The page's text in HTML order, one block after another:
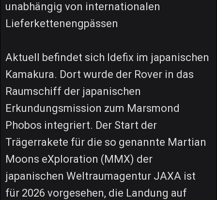
unabhängig von internationalen
Lieferkettenengpässen
Aktuell befindet sich Idefix im japanischen
Kamakura. Dort wurde der Rover in das
Raumschiff der japanischen
Erkundungsmission zum Marsmond
Phobos integriert. Der Start der
Trägerrakete für die so genannte Martian
Moons eXploration (MMX) der
japanischen Weltraumagentur JAXA ist
für 2026 vorgesehen, die Landung auf